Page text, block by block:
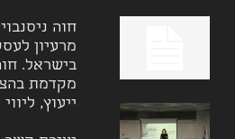
חוה
מרעיון
מקדמת
ייעוץ,